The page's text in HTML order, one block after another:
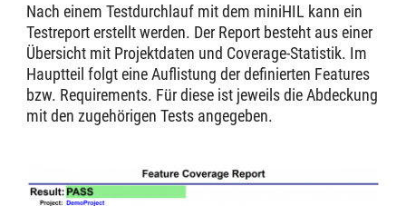
Nach einem Testdurchlauf mit dem miniHIL kann ein
Testreport erstellt werden. Der Report besteht aus einer
Übersicht mit Projektdaten und Coverage-Statistik. Im
Hauptteil folgt eine Auflistung der definierten Features
bzw. Requirements. Für diese ist jeweils die Abdeckung
mit den zugehörigen Tests angegeben.